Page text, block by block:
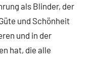
als Blinder, der
und Schönheit
und in der
hat, die alle